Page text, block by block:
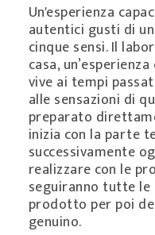
Un'esperienza
autentici gusti di
cinque sensi. Il
casa,
vive ai tempi
alle sensazioni di
preparato
inizia con la parte
successivamente
realizzare con le
seguiranno tutte le
prodotto per poi
genuino.